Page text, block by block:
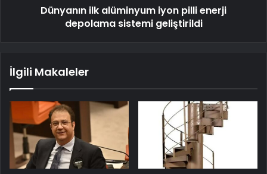
Dünyanın ilk alüminyum iyon pilli enerji
depolama sistemi geliştirildi
İlgili Makaleler